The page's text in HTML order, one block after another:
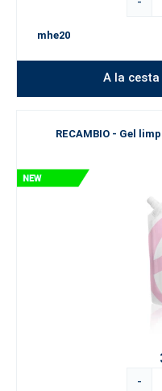
mhe20
A la cesta
RECAMBIO - Gel
-